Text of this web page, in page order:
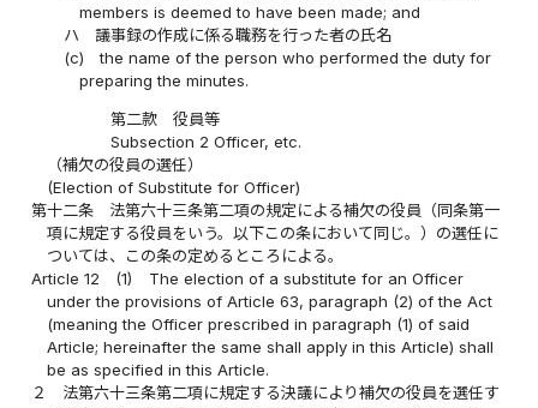
members is deemed to have been made; and
ハ
議事録の作成に係る職務を行った者の氏名
(c)
the name of the person who performed the duty for
preparing the minutes.
第二款 役員等
Subsection 2 Officer, etc.
（補欠の役員の選任）
(Election of Substitute for Officer)
第十二条
法第六十三条第二項の規定による補欠の役員（同条第一
項に規定する役員をいう。以下この条において同じ。）の選任に
ついては、この条の定めるところによる。
Article 12
(1)
The election of a substitute for an Officer
under the provisions of Article 63, paragraph (2) of the Act
(meaning the Officer prescribed in paragraph (1) of said
Article; hereinafter the same shall apply in this Article) shall
be as specified in this Article.
２
法第六十三条第二項に規定する決議により補欠の役員を選任す